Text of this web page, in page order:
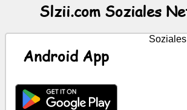
das
Web
Slzii.com Soziales
Android App